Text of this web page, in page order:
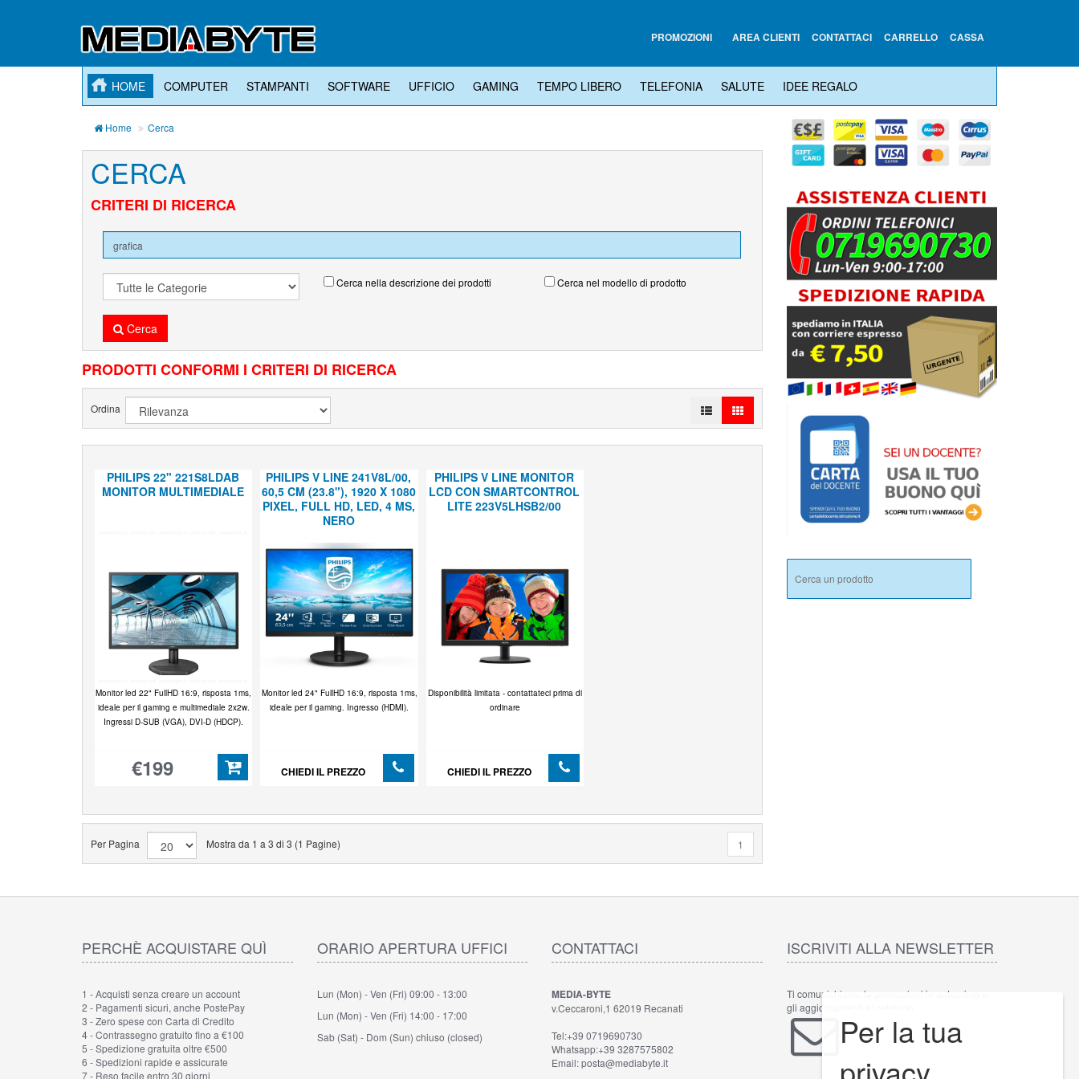
PROMOZIONI AREA CLIENTI CONTATTACI CARRELLO CASSA
HOME COMPUTER STAMPANTI SOFTWARE UFFICIO GAMING TEMPO LIBERO TELEFONIA SALUTE IDEE REGALO
Home Cerca
CERCA
CRITERI DI RICERCA
Cerca nella descrizione dei prodotti Cerca nel modello di prodotto
Cerca
PRODOTTI CONFORMI I CRITERI DI RICERCA
Ordina
PHILIPS 22" 221S8LDAB
MONITOR MULTIMEDIALE
Monitor led 22" FullHD 16:9, risposta 1ms,
ideale per il gaming e multimediale 2x2w.
Ingressi D-SUB (VGA), DVI-D (HDCP).
€199
PHILIPS V LINE 241V8L/00,
60,5 CM (23.8"), 1920 X 1080
PIXEL, FULL HD, LED, 4 MS,
NERO
Monitor led 24" FullHD 16:9, risposta 1ms,
ideale per il gaming. Ingresso (HDMI).
CHIEDI IL PREZZO
PHILIPS V LINE MONITOR
LCD CON SMARTCONTROL
LITE 223V5LHSB2/00
Disponibilità limitata - contattateci prima di
ordinare
CHIEDI IL PREZZO
Per Pagina Mostra da 1 a 3 di 3 (1 Pagine) 1
PERCHÈ ACQUISTARE QUÌ
1 - Acquisti senza creare un account
2 - Pagamenti sicuri, anche PostePay
3 - Zero spese con Carta di Credito
4 - Contrassegno gratuito fino a €100
5 - Spedizione gratuita oltre €500
6 - Spedizioni rapide e assicurate
7 - Reso facile entro 30 giorni
ORARIO APERTURA UFFICI
Lun (Mon) - Ven (Fri) 09:00 - 13:00
Lun (Mon) - Ven (Fri) 14:00 - 17:00
Sab (Sat) - Dom (Sun) chiuso (closed)
CONTATTACI
MEDIA-BYTE
v.Ceccaroni,1 62019 Recanati
Tel:+39 0719690730
Whatsapp:+39 3287575802
Email: posta@mediabyte.it
ISCRIVITI ALLA NEWSLETTER
Ti comunichiamo le promozioni in anteprima e
gli aggiornamenti al catalogo.
INVIA
Per la tua